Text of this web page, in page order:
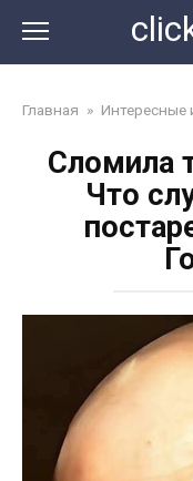
контенту
Главная » Интересные
Сломила
Что